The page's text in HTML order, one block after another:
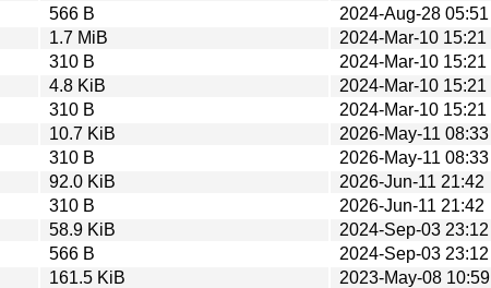
566 B
2024-Aug-28 05:51
1.7 MiB
2024-Mar-10 15:21
310 B
2024-Mar-10 15:21
4.8 KiB
2024-Mar-10 15:21
310 B
2024-Mar-10 15:21
10.7 KiB
2026-May-11 08:33
310 B
2026-May-11 08:33
92.0 KiB
2026-Jun-11 21:42
310 B
2026-Jun-11 21:42
58.9 KiB
2024-Sep-03 23:12
566 B
2024-Sep-03 23:12
161.5 KiB
2023-May-08 10:59